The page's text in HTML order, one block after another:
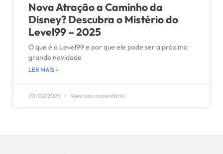
Nova Atração a Caminho da
Disney? Descubra o Mistério do
Level99 – 2025
O que é o Level99 e por que ele pode ser a próxima
grande novidade
LER MAIS »
20/02/2025 Nenhum comentário